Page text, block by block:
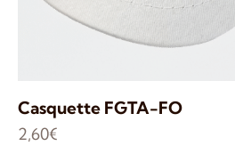
Casquette FGTA-FO
2,60€